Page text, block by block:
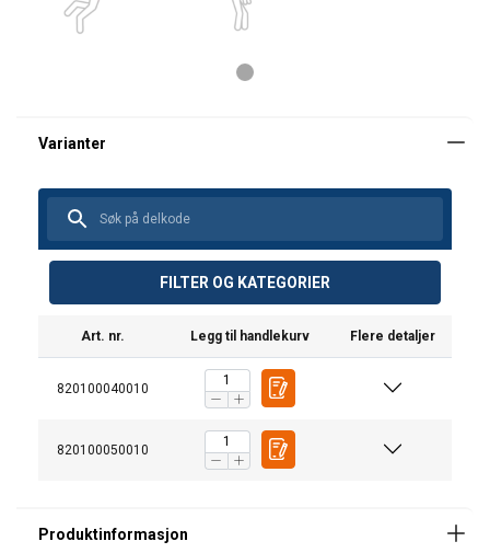
FILTER OG KATEGORIER
Art. nr. Legg til handlekurv Flere detaljer
820100040010
820100050010